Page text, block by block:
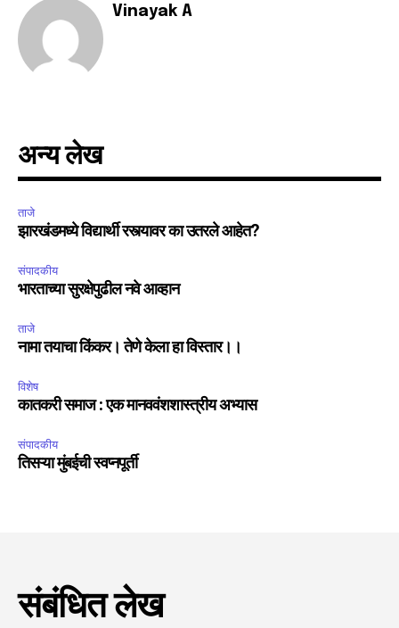
Vinayak A
अन्य लेख
ताजे
झारखंडमध्ये विद्यार्थी रस्त्यावर का उतरले आहेत?
संपादकीय
भारताच्या सुरक्षेपुढील नवे आव्हान
ताजे
नामा तयाचा किंकर। तेणे केला हा विस्तार।।
विशेष
कातकरी समाज : एक मानववंशशास्त्रीय अभ्यास
संपादकीय
तिसऱ्या मुंबईची स्वप्नपूर्ती
संबंधित लेख